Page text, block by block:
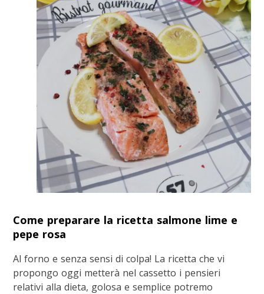
Come preparare la ricetta salmone lime e
pepe rosa
Al forno e senza sensi di colpa! La ricetta che vi
propongo oggi metterà nel cassetto i pensieri
relativi alla dieta, golosa e semplice potremo